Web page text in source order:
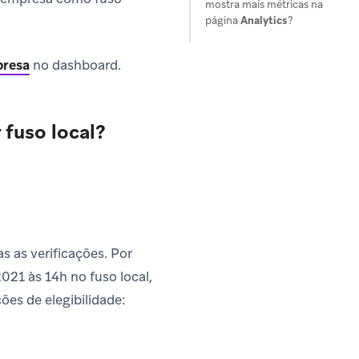
no dashboard.
fuso local?
as verificações. Por
às 14h no fuso local,
de elegibilidade:
mostra mais métricas na
páginaAnalytics?